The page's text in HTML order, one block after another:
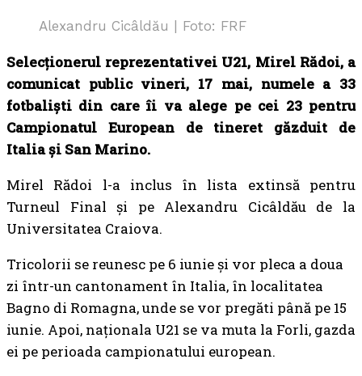
Alexandru Cicâldău | Foto: FRF
Selecționerul reprezentativei U21, Mirel Rădoi, a
comunicat public vineri, 17 mai, numele a 33
fotbaliști din care îi va alege pe cei 23 pentru
Campionatul European de tineret găzduit de
Italia și San Marino.
Mirel Rădoi l-a inclus în lista extinsă pentru
Turneul Final și pe Alexandru Cicâldău de la
Universitatea Craiova.
Tricolorii se reunesc pe 6 iunie și vor pleca a doua
zi într-un cantonament în Italia, în localitatea
Bagno di Romagna, unde se vor pregăti până pe 15
iunie. Apoi, naționala U21 se va muta la Forli, gazda
ei pe perioada campionatului european.